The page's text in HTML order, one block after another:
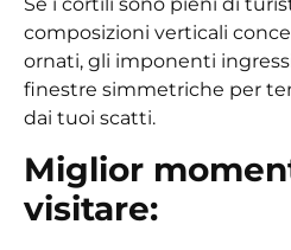
Se i cortili sono pieni di
composizioni verticali
ornati, gli imponenti
finestre simmetriche per
dai tuoi scatti.
Miglior
visitare: